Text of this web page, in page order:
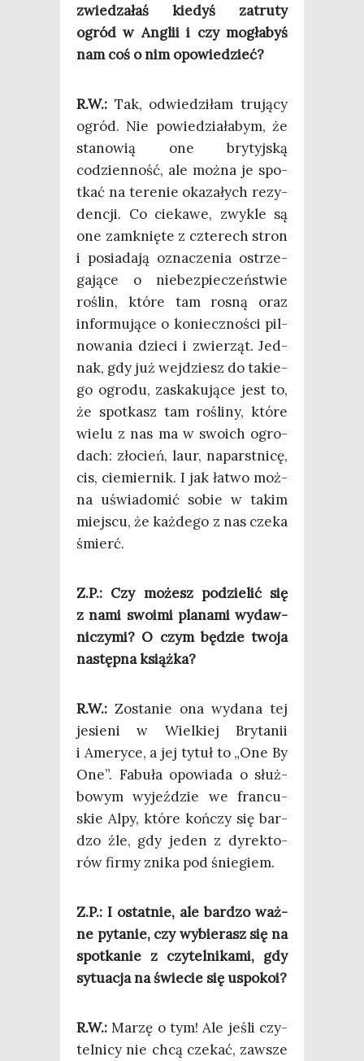
zwie­dza­łaś kie­dyś zatru­ty
ogród w Anglii i czy mogła­byś
nam coś o nim opowiedzieć?
R.W.: Tak, odwie­dzi­łam tru­ją­cy
ogród. Nie powie­dzia­ła­bym, że
sta­no­wią one bry­tyj­ską
codzien­ność, ale moż­na je spo­
tkać na tere­nie oka­za­łych rezy­
den­cji. Co cie­ka­we, zwy­kle są
one zamknię­te z czte­rech stron
i posia­da­ją ozna­cze­nia ostrze­
ga­ją­ce o nie­bez­pie­czeń­stwie
roślin, któ­re tam rosną oraz
infor­mu­ją­ce o koniecz­no­ści pil­
no­wa­nia dzie­ci i zwie­rząt. Jed­
nak, gdy już wej­dziesz do takie­
go ogro­du, zaska­ku­ją­ce jest to,
że spo­tkasz tam rośli­ny, któ­re
wie­lu z nas ma w swo­ich ogro­
dach: zło­cień, laur, naparst­ni­cę,
cis, cie­mier­nik. I jak łatwo moż­
na uświa­do­mić sobie w takim
miej­scu, że każ­de­go z nas cze­ka
śmierć.
Z.P.: Czy możesz podzie­lić się
z nami swo­imi pla­na­mi wydaw­
ni­czy­mi? O czym będzie two­ja
następ­na książka?
R.W.: Zosta­nie ona wyda­na tej
jesie­ni w Wiel­kiej Bry­ta­nii
i Ame­ry­ce, a jej tytuł to „One By
One”. Fabu­ła opo­wia­da o służ­
bo­wym wyjeź­dzie we fran­cu­
skie Alpy, któ­re koń­czy się bar­
dzo źle, gdy jeden z dyrek­to­
rów fir­my zni­ka pod śniegiem.
Z.P.: I ostat­nie, ale bar­dzo waż­
ne pyta­nie, czy wybie­rasz się na
spo­tka­nie z czy­tel­ni­ka­mi, gdy
sytu­acja na świe­cie się uspokoi?
R.W.: Marzę o tym! Ale jeśli czy­
tel­ni­cy nie chcą cze­kać, zawsze